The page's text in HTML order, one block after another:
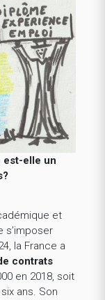
est-elle un
et
s’imposer
la France a
contrats
en 2018, soit
ans. Son